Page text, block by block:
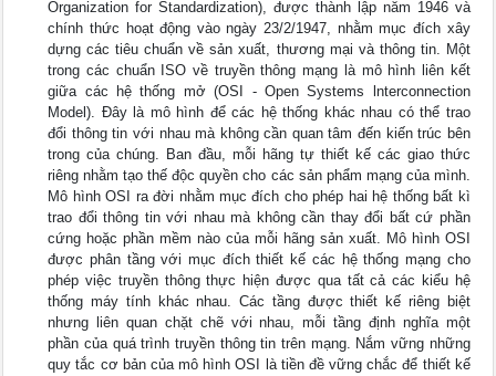
Organization for Standardization), được thành lập năm 1946 và
chính thức hoạt động vào ngày 23/2/1947, nhằm mục đích xây
dựng các tiêu chuẩn về sản xuất, thương mại và thông tin. Một
trong các chuẩn ISO về truyền thông mạng là mô hình liên kết
giữa các hệ thống mở (OSI - Open Systems lnterconnection
Model). Đây là mô hình để các hệ thống khác nhau có thể trao
đổi thông tin với nhau mà không cần quan tâm đến kiến trúc bên
trong của chúng. Ban đầu, mỗi hãng tự thiết kế các giao thức
riêng nhằm tạo thế độc quyền cho các sản phẩm mạng của mình.
Mô hình OSI ra đời nhằm mục đích cho phép hai hệ thống bất kì
trao đổi thông tin với nhau mà không cần thay đổi bất cứ phần
cứng hoặc phần mềm nào của mỗi hãng sản xuất. Mô hình OSI
được phân tầng với mục đích thiết kế các hệ thống mạng cho
phép việc truyền thông thực hiện được qua tất cả các kiểu hệ
thống máy tính khác nhau. Các tầng được thiết kế riêng biệt
nhưng liên quan chặt chẽ với nhau, mỗi tầng định nghĩa một
phần của quá trình truyền thông tin trên mạng. Nắm vững những
quy tắc cơ bản của mô hình OSI là tiền đề vững chắc để thiết kế